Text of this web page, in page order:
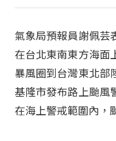
氣象局預報員謝佩芸
在台北東南東方海面
暴風圈到台灣東北部
基隆市發布路上颱風
在海上警戒範圍內，